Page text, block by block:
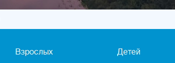
Взрослых Детей